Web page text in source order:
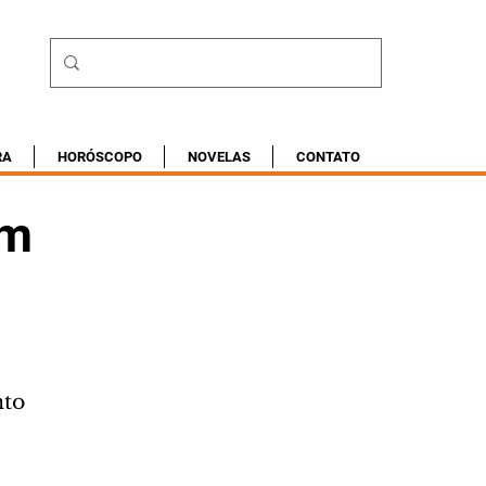
HORÓSCOPO NOVELAS CONTATO